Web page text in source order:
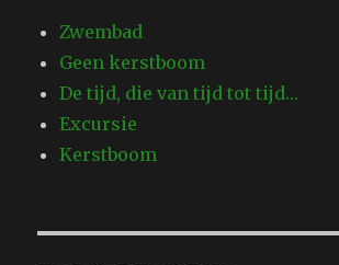
Zwembad
Geen kerstboom
De tijd, die van tijd tot tijd…
Excursie
Kerstboom